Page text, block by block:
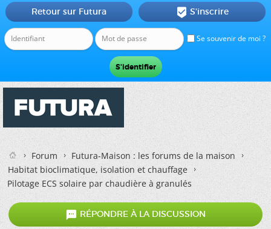
Se souvenir de moi ?
Retour sur Futura  S'inscrire
Forum
Futura-Maison : les forums de la maison
Habitat bioclimatique, isolation et chauffage
Pilotage ECS solaire par chaudière à granulés
 RÉPONDRE À LA DISCUSSION